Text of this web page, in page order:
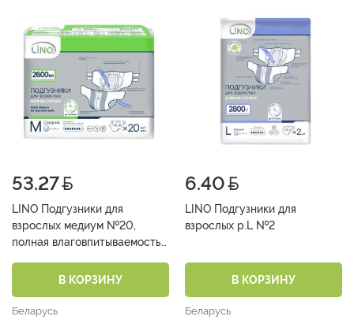
53.27
LINO Подгузники для
взрослых медиум №20,
полная влаговпитываемость
В КОРЗИНУ
Беларусь
6.40
LINO Подгузники для
взрослых р.L №2
В КОРЗИНУ
Беларусь